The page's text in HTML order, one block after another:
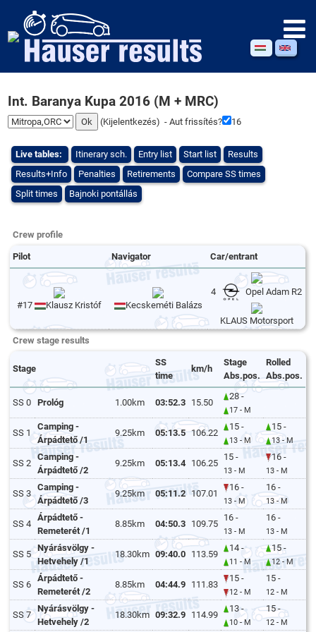
Int. Baranya Kupa 2016 (M + MRC)
(Kijelentkezés) - Aut frissítés? 16
Live tables: Itinerary sch. Entry list Start list
Results
Results+Info
Penalties Retirements
Compare SS times
Split times
Bajnoki pontállás
Crew profile
Pilot Navigator Car/entrant
#17 Klausz Kristóf Kecskeméti Balázs
4 Opel Adam R2
KLAUS Motorsport
Crew stage results
Stage
SS
time
km/h
Stage
Abs.pos.
Rolled
Abs.pos.
SS 0 Prológ 1.00km 03:52.3 15.50
28 -
17 - M
SS 1
Camping -
Árpádtető /1
9.25km 05:13.5 106.22
15 -
13 - M
15 -
13 - M
SS 2
Camping -
Árpádtető /2
9.25km 05:13.4 106.25
15 -
13 - M
16 -
13 - M
SS 3
Camping -
Árpádtető /3
9.25km 05:11.2 107.01
16 -
13 - M
16 -
13 - M
SS 4
Árpádtető -
Remeterét /1
8.85km 04:50.3 109.75
16 -
13 - M
16 -
13 - M
SS 5
Nyárásvölgy -
Hetvehely /1
18.30km 09:40.0 113.59
14 -
11 - M
15 -
12 - M
SS 6
Árpádtető -
Remeterét /2
8.85km 04:44.9 111.83
15 -
12 - M
15 -
12 - M
SS 7
Nyárásvölgy -
Hetvehely /2
18.30km 09:32.9 114.99
13 -
10 - M
15 -
12 - M